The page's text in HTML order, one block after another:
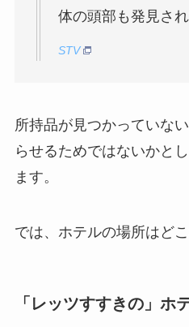
体の頭部も発見され
STV
所持品が見つかっていな
らせるためではないかと
ます。
では、ホテルの場所はど
「レッツすすきの」ホ